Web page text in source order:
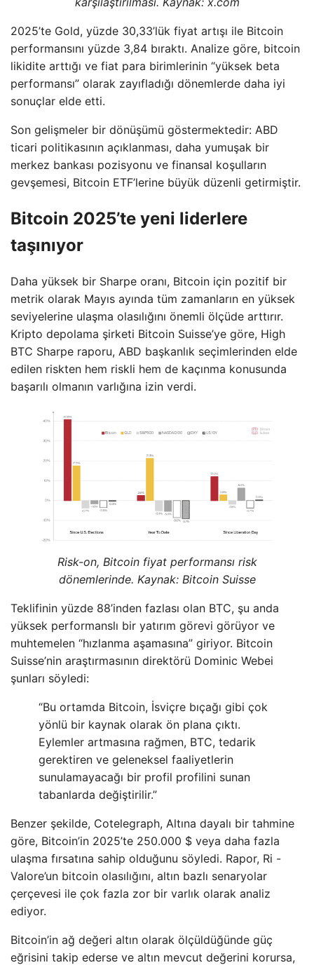
2025’te Gold, yüzde 30,33’lük fiyat artışı ile Bitcoin
performansını yüzde 3,84 bıraktı. Analize göre, bitcoin
likidite arttığı ve fiat para birimlerinin “yüksek beta
performansı” olarak zayıfladığı dönemlerde daha iyi
sonuçlar elde etti.
Son gelişmeler bir dönüşümü göstermektedir: ABD
ticari politikasının açıklanması, daha yumuşak bir
merkez bankası pozisyonu ve finansal koşulların
gevşemesi, Bitcoin ETF’lerine büyük düzenli getirmiştir.
Bitcoin 2025’te yeni liderlere
taşınıyor
Daha yüksek bir Sharpe oranı, Bitcoin için pozitif bir
metrik olarak Mayıs ayında tüm zamanların en yüksek
seviyelerine ulaşma olasılığını önemli ölçüde arttırır.
Kripto depolama şirketi Bitcoin Suisse’ye göre, High
BTC Sharpe raporu, ABD başkanlık seçimlerinden elde
edilen riskten hem riskli hem de kaçınma konusunda
başarılı olmanın varlığına izin verdi.
Risk-on, Bitcoin fiyat performansı risk
dönemlerinde. Kaynak: Bitcoin Suisse
Teklifinin yüzde 88’inden fazlası olan BTC, şu anda
yüksek performanslı bir yatırım görevi görüyor ve
muhtemelen “hızlanma aşamasına” giriyor. Bitcoin
Suisse’nin araştırmasının direktörü Dominic Webei
şunları söyledi:
“Bu ortamda Bitcoin, İsviçre bıçağı gibi çok
yönlü bir kaynak olarak ön plana çıktı.
Eylemler artmasına rağmen, BTC, tedarik
gerektiren ve geleneksel faaliyetlerin
sunulamayacağı bir profil profilini sunan
tabanlarda değiştirilir.”
Benzer şekilde, Cotelegraph, Altına dayalı bir tahmine
göre, Bitcoin’in 2025’te 250.000 $ veya daha fazla
ulaşma fırsatına sahip olduğunu söyledi. Rapor, Ri -
Valore’un bitcoin olasılığını, altın bazlı senaryolar
çerçevesi ile çok fazla zor bir varlık olarak analiz
ediyor.
Bitcoin’in ağ değeri altın olarak ölçüldüğünde güç
eğrisini takip ederse ve altın mevcut değerini korursa,